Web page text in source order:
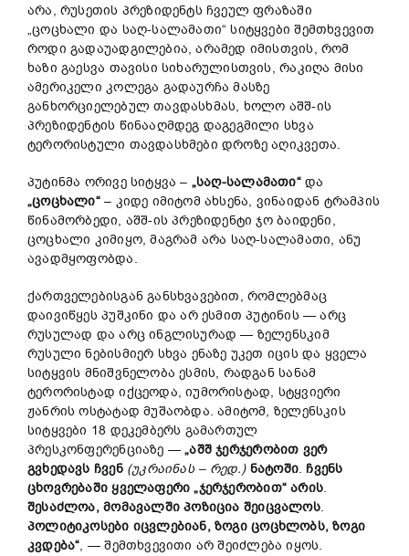
არა, რუსეთის პრეზიდენტს ჩვეულ ფრაზაში
„ცოცხალი და საღ-სალამათი“ სიტყვები შემთხვევით
როდი გადაუადგილებია, არამედ იმისთვის, რომ
ხაზი გაესვა თავისი სიხარულისთვის, რაკიღა მისი
ამერიკელი კოლეგა გადაურჩა მასზე
განხორციელებულ თავდასხმას, ხოლო აშშ-ის
პრეზიდენტის წინააღმდეგ დაგეგმილი სხვა
ტერორისტული თავდასხმები დროზე აღიკვეთა.
პუტინმა ორივე სიტყვა – „საღ-სალამათი“და
„ცოცხალი“– კიდე იმიტომ ახსენა, ვინაიდან ტრამპის
წინამორბედი, აშშ-ის პრეზიდენტი ჯო ბაიდენი,
ცოცხალი კიმიყო, მაგრამ არა საღ-სალამათი, ანუ
ავადმყოფობდა.
ქართველებისგან განსხვავებით, რომლებმაც
დაივიწყეს პუშკინი და არ ესმით პუტინის — არც
რუსულად და არც ინგლისურად — ზელენსკიმ
რუსული ნებისმიერ სხვა ენაზე უკეთ იცის და ყველა
სიტყვის მნიშვნელობა ესმის, რადგან სანამ
ტერორისტად იქცეოდა, იუმორისტად, სტყვიერი
ჟანრის ოსტატად მუშაობდა. ამიტომ, ზელენსკის
სიტყვები 18 დეკემბერს გამართულ
პრესკონფერენციაზე —„აშშ ჯერჯერობით ვერ
გვხედავს ჩვენ (უკრაინას– რედ.) ნატოში.ჩვენს
ცხოვრებაში ყველაფერი „ჯერჯერობით“არის.
შესაძლოა,მომავალში პოზიცია შეიცვალოს.
პოლიტიკოსები იცვლებიან,ზოგი ცოცხლობს,ზოგი
კვდება“, — შემთხვევითი არ შეიძლება იყოს.